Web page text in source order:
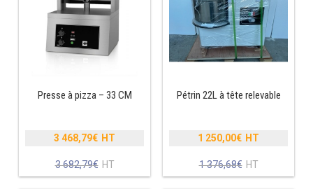
PROFONDEUR 400 INOX
RÉFRIGÉRATEUR
Presse à pizza – 33 CM
3 682,79€
prix
3 468,79€
Le
prix
Pétrin 22L à tête relevable
1 376,68€
prix
1 250,00€
Le
prix